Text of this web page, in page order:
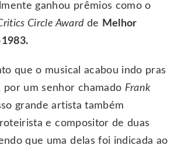
ganhou prêmios como o
Circle Award de Melhor
que o musical acabou indo pras
por um senhor chamado Frank
grande artista também
e compositor de duas
que uma delas foi indicada ao